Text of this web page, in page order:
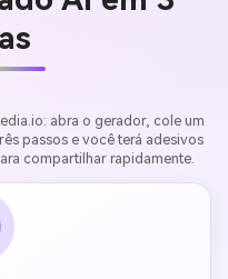
abra o gerador, cole um
passos e você terá adesivos
compartilhar rapidamente.